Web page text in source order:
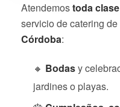
Atendemostoda
servicio de catering de
Córdoba:
🔸 Bodasy
jardines o playas.